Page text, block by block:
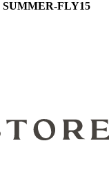
SUMMER-FLY15